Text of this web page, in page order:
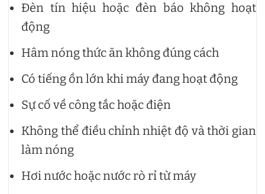
Đèn tín hiệu hoặc đèn báo không hoạt
động
Hâm nóng thức ăn không đúng cách
Có tiếng ồn lớn khi máy đang hoạt động
Sự cố về công tắc hoặc điện
Không thể điều chỉnh nhiệt độ và thời gian
làm nóng
Hơi nước hoặc nước rò rỉ từ máy